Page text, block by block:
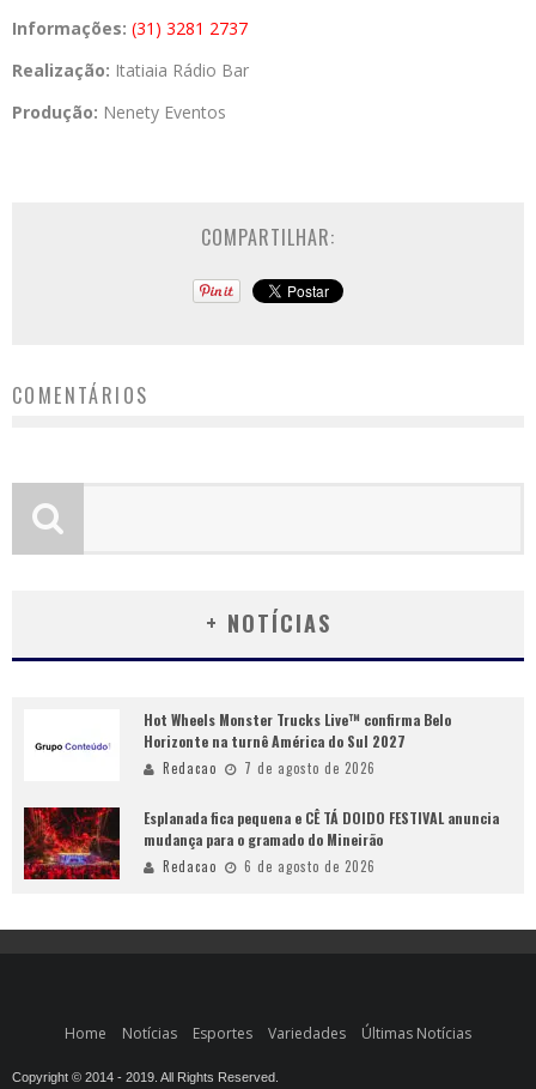
Informações: (31) 3281 2737
Realização: Itatiaia Rádio Bar
Produção: Nenety Eventos
COMPARTILHAR:
COMENTÁRIOS
+ NOTÍCIAS
Hot Wheels Monster Trucks Live™ confirma Belo
Horizonte na turnê América do Sul 2027
Redacao 7 de agosto de 2026
Esplanada fica pequena e CÊ TÁ DOIDO FESTIVAL anuncia
mudança para o gramado do Mineirão
Redacao 6 de agosto de 2026
Home Notícias Esportes Variedades Últimas Notícias
Copyright © 2014 - 2019. All Rights Reserved.